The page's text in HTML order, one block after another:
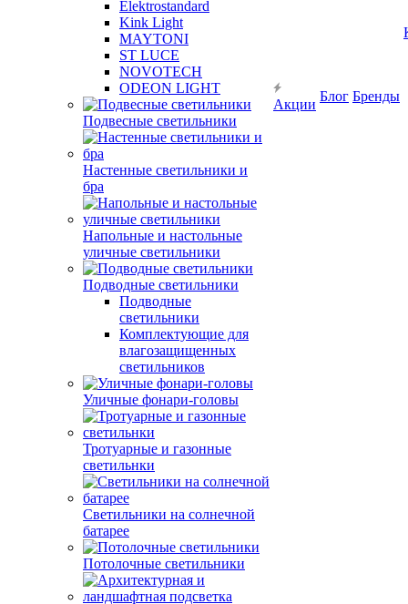
Elektrostandard
Kink Light
MAYTONI
ST LUCE
NOVOTECH
ODEON LIGHT
Подвесные светильники
Настенные светильники и
бра
Напольные и настольные
уличные светильники
Подводные светильники
Подводные
светильники
Комплектующие для
влагозащищенных
светильников
Уличные фонари-головы
Тротуарные и газонные
светильнки
Светильники на солнечной
батарее
Потолочные светильники
Акции
Блог Бренды